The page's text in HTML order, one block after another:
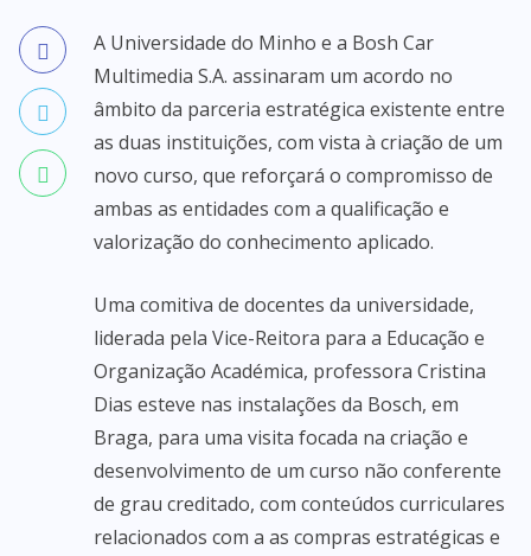
A Universidade do Minho e a Bosh Car
Multimedia S.A. assinaram um acordo no
âmbito da parceria estratégica existente entre
as duas instituições, com vista à criação de um
novo curso, que reforçará o compromisso de
ambas as entidades com a qualificação e
valorização do conhecimento aplicado.
Uma comitiva de docentes da universidade,
liderada pela Vice-Reitora para a Educação e
Organização Académica, professora Cristina
Dias esteve nas instalações da Bosch, em
Braga, para uma visita focada na criação e
desenvolvimento de um curso não conferente
de grau creditado, com conteúdos curriculares
relacionados com a as compras estratégicas e